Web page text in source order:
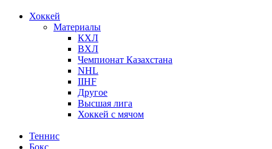
Хоккей
Материалы
КХЛ
ВХЛ
Чемпионат Казахстана
NHL
IIHF
Другое
Высшая лига
Хоккей с мячом
Теннис
Бокс